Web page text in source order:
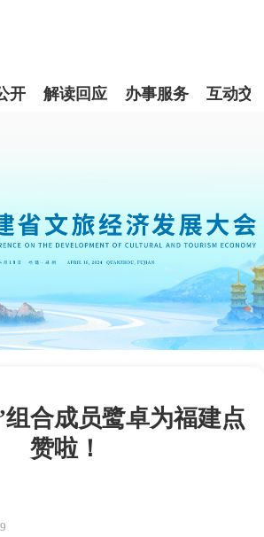
开 解读回应 办事服务 互动交
组合成员鹭卓为福建点
赞啦！